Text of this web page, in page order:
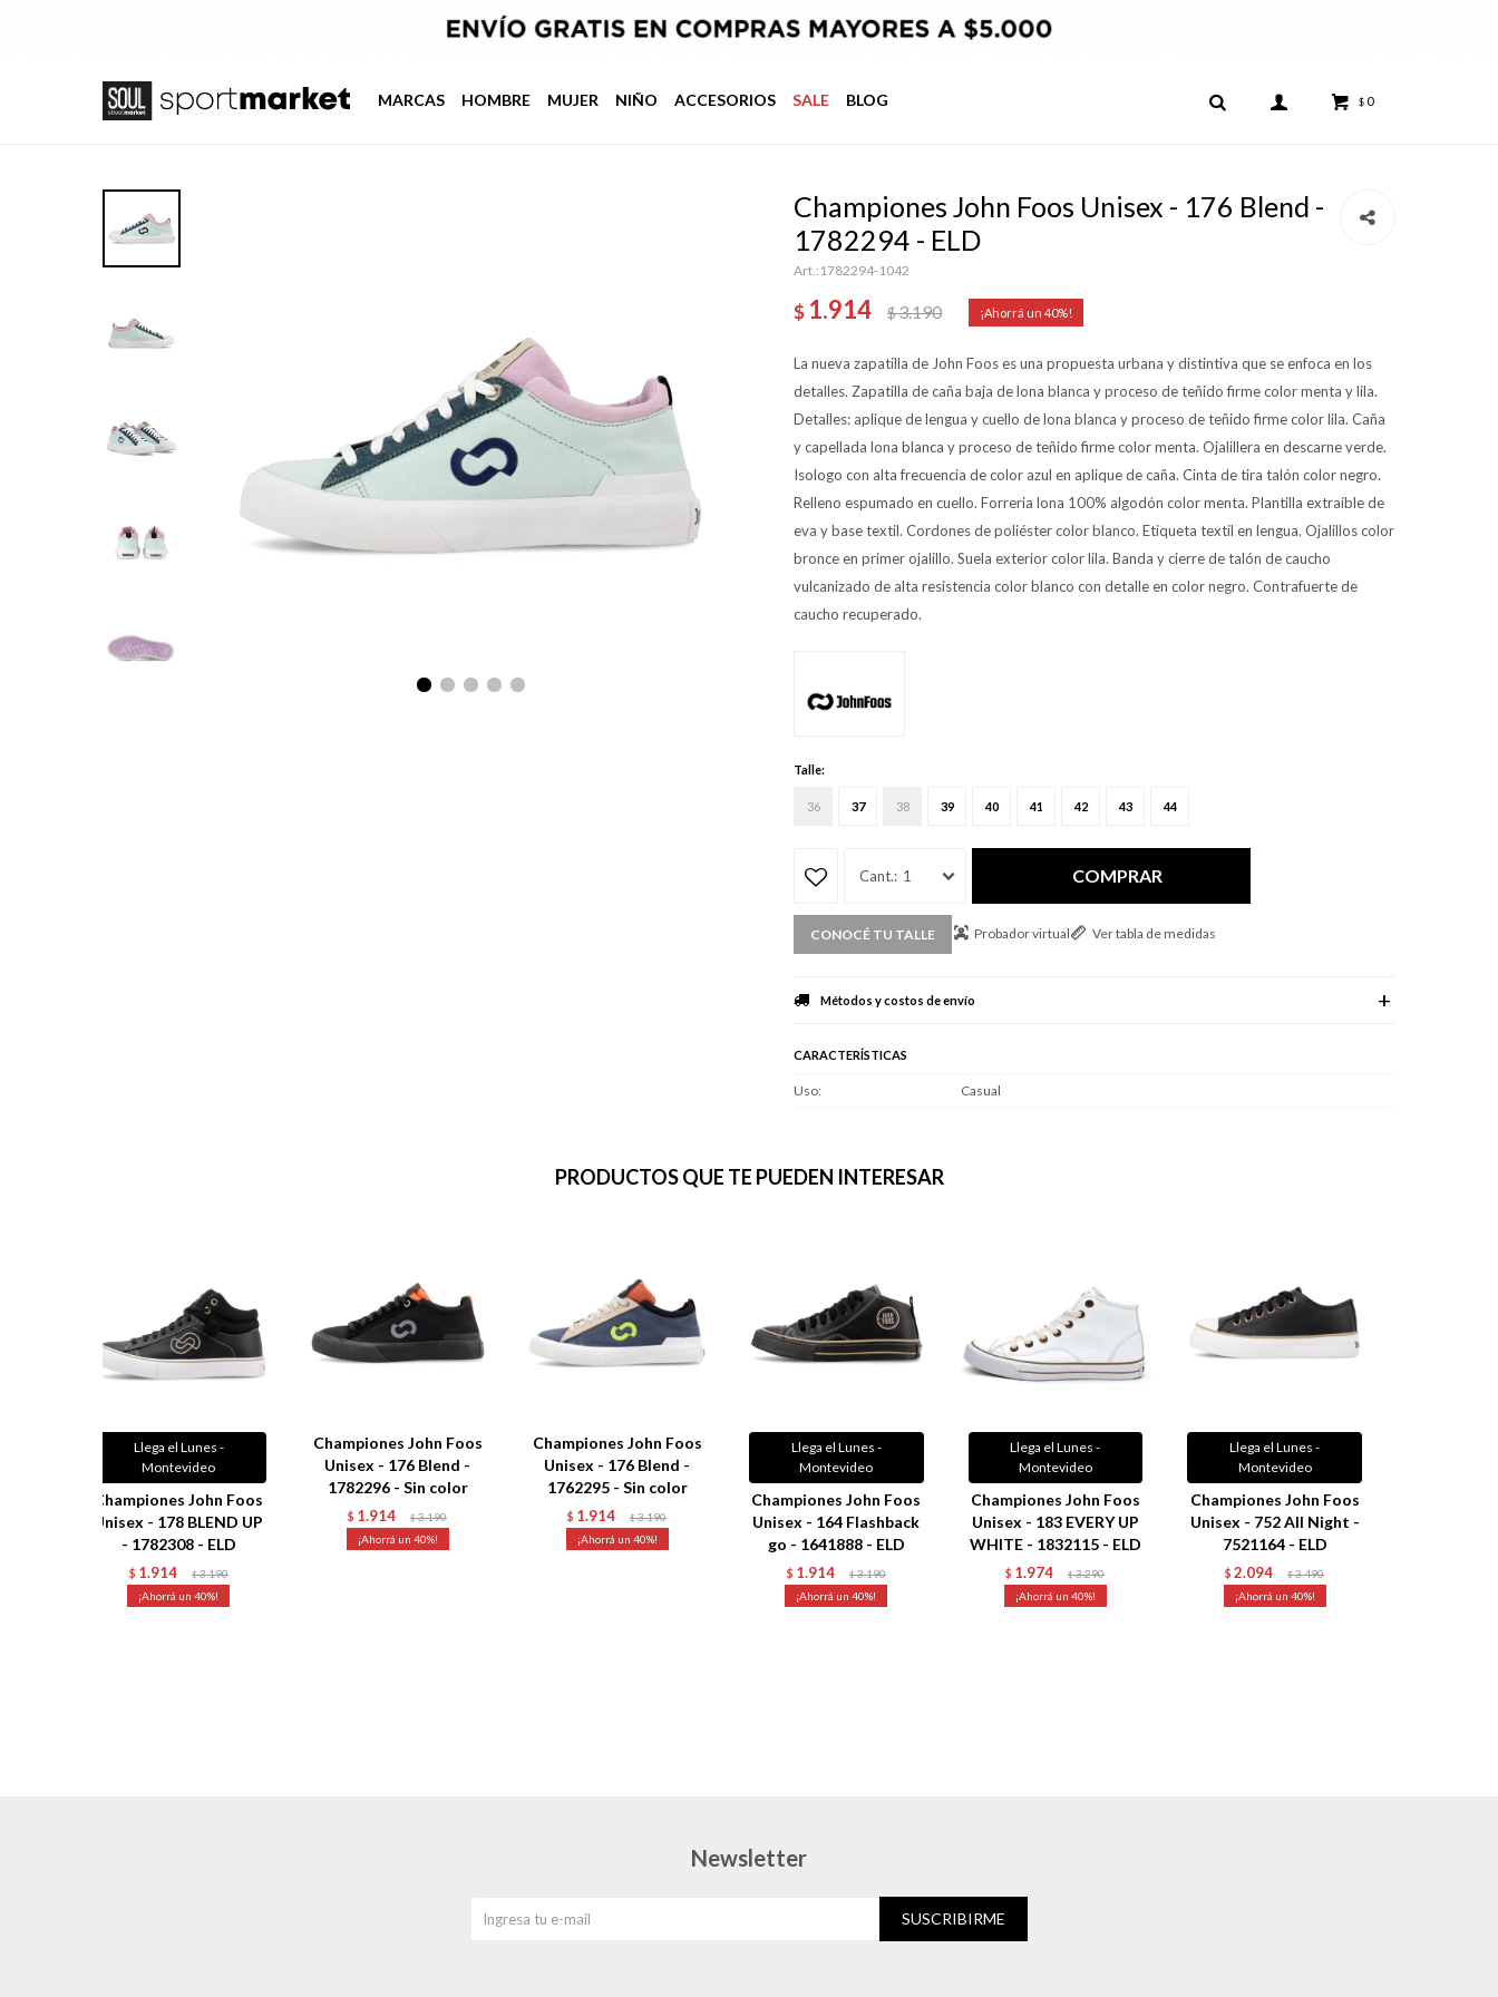
MARCAS HOMBRE MUJER NIÑO ACCESORIOS SALE BLOG $ 0
Championes John Foos Unisex - 176 Blend -
1782294 - ELD
1782294-1042
$ 1.914 $3.190 40
La nueva zapatilla de John Foos es una propuesta urbana y distintiva que se enfoca en los
detalles. Zapatilla de caña baja de lona blanca y proceso de teñido firme color menta y lila.
Detalles: aplique de lengua y cuello de lona blanca y proceso de teñido firme color lila. Caña
y capellada lona blanca y proceso de teñido firme color menta. Ojalillera en descarne verde.
Isologo con alta frecuencia de color azul en aplique de caña. Cinta de tira talón color negro.
Relleno espumado en cuello. Forreria lona 100% algodón color menta. Plantilla extraíble de
eva y base textil. Cordones de poliéster color blanco. Etiqueta textil en lengua. Ojalillos color
bronce en primer ojalillo. Suela exterior color lila. Banda y cierre de talón de caucho
vulcanizado de alta resistencia color blanco con detalle en color negro. Contrafuerte de
caucho recuperado.
Talle:
36 37 38 39 40 41 42 43 44
1 COMPRAR
CONOCÉ TU TALLE Probador virtual Ver tabla de medidas
Métodos y costos de envío
CARACTERÍSTICAS
Uso Casual
PRODUCTOS QUE TE PUEDEN INTERESAR
Llega el Lunes -
Montevideo
Championes John Foos
Unisex - 178 BLEND UP
- 1782308 - ELD
$ 1.914 $ 3.190
40
Championes John Foos
Unisex - 176 Blend -
1782296 - Sin color
$ 1.914 $ 3.190
40
Championes John Foos
Unisex - 176 Blend -
1762295 - Sin color
$ 1.914 $ 3.190
40
Llega el Lunes -
Montevideo
Championes John Foos
Unisex - 164 Flashback
go - 1641888 - ELD
$ 1.914 $ 3.190
40
Llega el Lunes -
Montevideo
Championes John Foos
Unisex - 183 EVERY UP
WHITE - 1832115 - ELD
$ 1.974 $ 3.290
40
Llega el Lunes -
Montevideo
Championes John Foos
Unisex - 752 All Night -
7521164 - ELD
$ 2.094 $ 3.490
40
Newsletter
SUSCRIBIRME